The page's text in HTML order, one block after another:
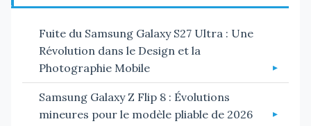
Fuite du Samsung Galaxy S27 Ultra : Une
Révolution dans le Design et la
Photographie Mobile
Samsung Galaxy Z Flip 8 : Évolutions
mineures pour le modèle pliable de 2026